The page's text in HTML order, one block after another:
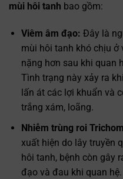
mùi hôi tanh bao gồm:
Viêm âm đạo: Đây là
mùi hôi tanh khó chịu ở
nặng hơn sau khi quan
Tình trạng này xảy ra
lấn át các lợi khuẩn và
trắng xám, loãng.
Nhiễm trùng roi
xuất hiện do lây truyền
hôi tanh, bệnh còn gây
đạo và đau khi quan hệ.